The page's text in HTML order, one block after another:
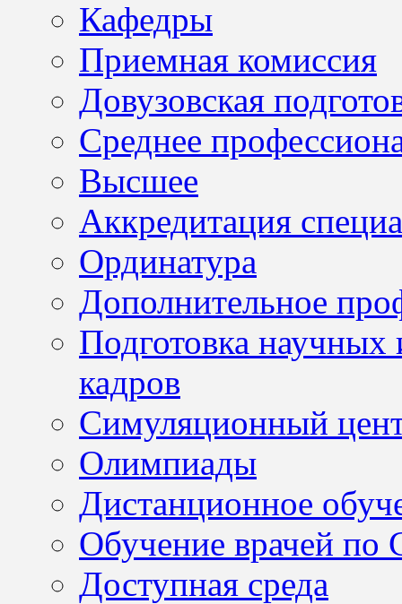
Кафедры
Приемная комиссия
Довузовская
Среднее
Высшее
Аккредитация
Ординатура
Дополнительное
Подготовка научных
кадров
Симуляционный
Олимпиады
Дистанционное
Обучение врачей по
Доступная среда